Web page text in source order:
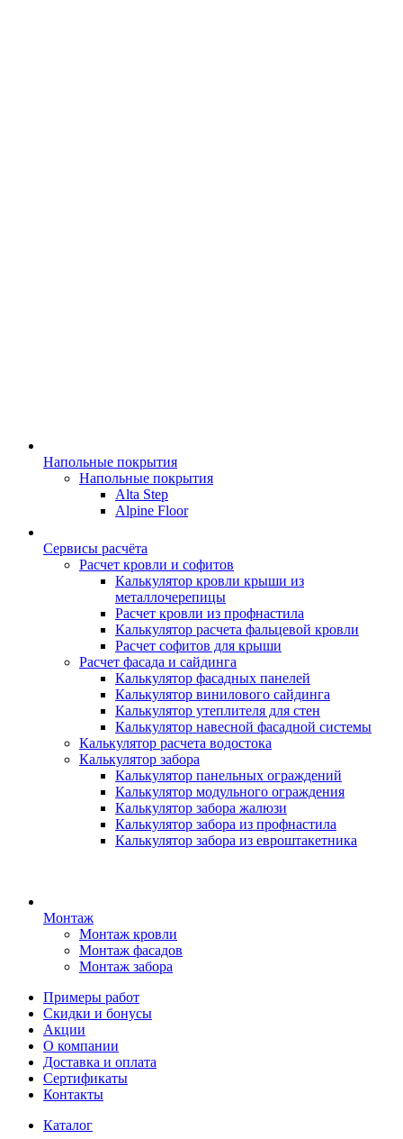
Напольные покрытия
Напольные покрытия
Alta Step
Alpine Floor
Сервисы расчёта
Расчет кровли и софитов
Калькулятор кровли крыши из
металлочерепицы
Расчет кровли из профнастила
Калькулятор расчета фальцевой кровли
Расчет софитов для крыши
Расчет фасада и сайдинга
Калькулятор фасадных панелей
Калькулятор винилового сайдинга
Калькулятор утеплителя для стен
Калькулятор навесной фасадной системы
Калькулятор расчета водостока
Калькулятор забора
Калькулятор панельных ограждений
Калькулятор модульного ограждения
Калькулятор забора жалюзи
Калькулятор забора из профнастила
Калькулятор забора из евроштакетника
Монтаж
Монтаж кровли
Монтаж фасадов
Монтаж забора
Примеры работ
Скидки и бонусы
Акции
О компании
Доставка и оплата
Сертификаты
Контакты
Каталог